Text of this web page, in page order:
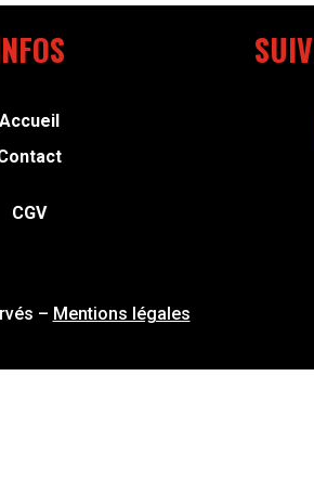
Accueil
CGV
– Mentions légales